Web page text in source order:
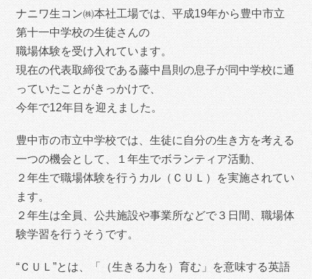
ナニワ生コン㈱本社工場では、平成19年から豊中市立
第十一中学校の生徒さんの
職場体験を受け入れています。
現在の代表取締役である藤中昌則の息子が同中学校に通
っていたことがきっかけで、
今年で12年目を迎えました。
豊中市の市立中学校では、生徒に自分の生き方を考える
一つの機会として、１年生でボランティア活動、
２年生で職場体験を行うカル（ＣＵＬ）を実施されてい
ます。
２年生は全員、公共施設や事業所などで３日間、職場体
験学習を行うそうです。
“ＣＵＬ”とは、「（生きる力を）育む」を意味する英語